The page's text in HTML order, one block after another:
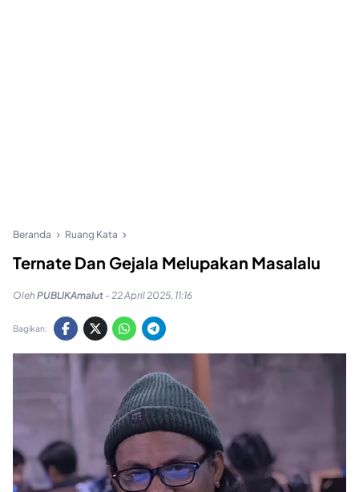
Beranda Ruang Kata
Ternate Dan Gejala Melupakan Masalalu
OlehPUBLIKAmalut - 22 April 2025, 11:16
Bagikan: